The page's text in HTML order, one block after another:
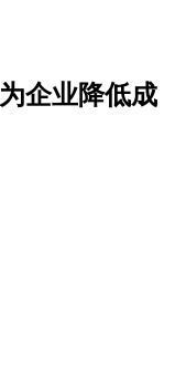
为企业降低成